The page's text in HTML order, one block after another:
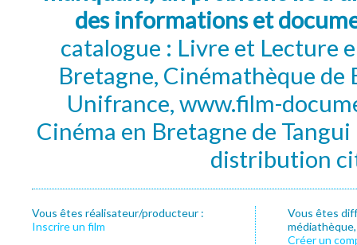
des informations et
catalogue : Livre et Lecture
Bretagne, Cinémathèque de
Unifrance, www.film-
Cinéma en Bretagne de
distribution
Vous êtes réalisateur/producteur :
Inscrire un film
Vous êtes
Créer un